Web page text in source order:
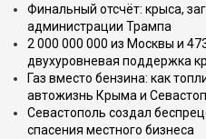
Финальный отсчёт: крыса,
администрации Трампа
2 000 000 000 из Москвы и
двухуровневая поддержка
Газ вместо бензина: как
автожизнь Крыма и
Севастополь создал
спасения местного бизнеса